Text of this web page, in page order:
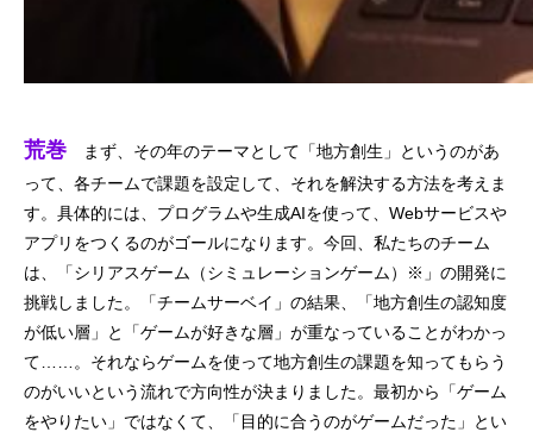
荒巻 まず、その年のテーマとして「地方創生」というのがあ
って、各チームで課題を設定して、それを解決する方法を考えま
す。具体的には、プログラムや生成AIを使って、Webサービスや
アプリをつくるのがゴールになります。今回、私たちのチーム
は、「シリアスゲーム（シミュレーションゲーム）※」の開発に
挑戦しました。「チームサーベイ」の結果、「地方創生の認知度
が低い層」と「ゲームが好きな層」が重なっていることがわかっ
て……。それならゲームを使って地方創生の課題を知ってもらう
のがいいという流れで方向性が決まりました。最初から「ゲーム
をやりたい」ではなくて、「目的に合うのがゲームだった」とい